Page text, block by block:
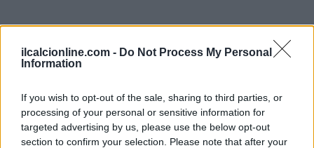
ilcalcionline.com - Do Not Process My Personal
Information
If you wish to opt-out of the sale, sharing to third parties, or
processing of your personal or sensitive information for
targeted advertising by us, please use the below opt-out
section to confirm your selection. Please note that after your